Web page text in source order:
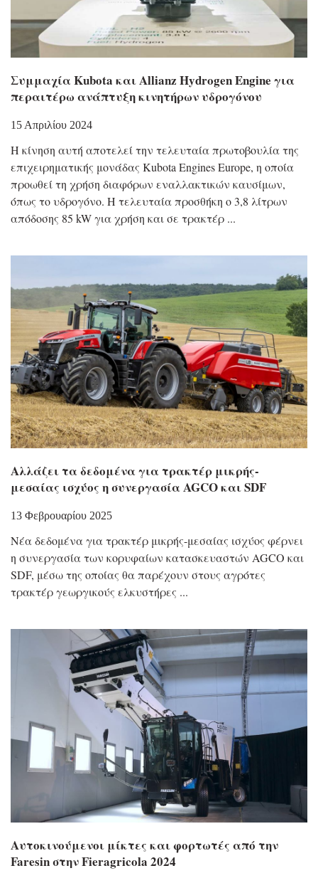
Συμμαχία Kubota και Allianz Hydrogen Engine για
περαιτέρω ανάπτυξη κινητήρων υδρογόνου
15 Απριλίου 2024
Η κίνηση αυτή αποτελεί την τελευταία πρωτοβουλία της
επιχειρηματικής μονάδας Kubota Engines Europe, η οποία
προωθεί τη χρήση διαφόρων εναλλακτικών καυσίμων,
όπως το υδρογόνο. Η τελευταία προσθήκη ο 3,8 λίτρων
απόδοσης 85 kW για χρήση και σε τρακτέρ
Αλλάζει τα δεδομένα για τρακτέρ μικρής-
μεσαίας ισχύος η συνεργασία AGCO και SDF
13 Φεβρουαρίου 2025
Νέα δεδομένα για τρακτέρ μικρής-μεσαίας ισχύος φέρνει
η συνεργασία των κορυφαίων κατασκευαστών AGCO και
SDF, μέσω της οποίας θα παρέχουν στους αγρότες
τρακτέρ γεωργικούς ελκυστήρες
Αυτοκινούμενοι μίκτες και φορτωτές από την
Faresin στην Fieragricola 2024